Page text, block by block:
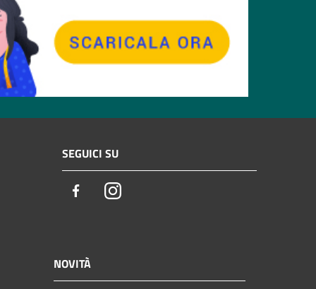
SEGUICI SU
FacebookInstagram
NOVITÀ